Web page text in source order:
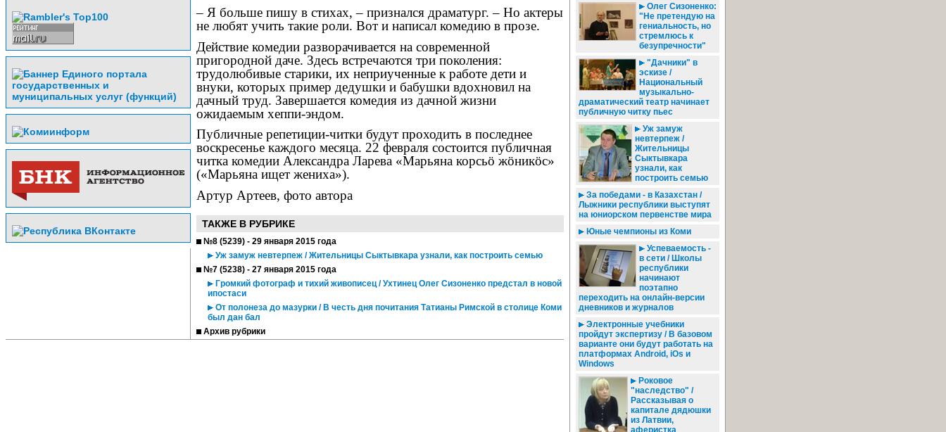
– Я больше пишу в стихах, – признался драматург. – Но актеры
не любят учить такие роли. Вот и написал комедию в прозе.
Действие комедии разворачивается на современной
пригородной даче. Здесь встречаются три поколения:
трудолюбивые старики, их неприученные к работе дети и
внуки, которых пример дедушки и бабушки вдохновил на
дачный труд. Завершается комедия из дачной жизни
ожидаемым хеппи-эндом.
Публичные репетиции-читки будут проходить в последнее
воскресенье каждого месяца. 22 февраля состоится публичная
читка комедии Александра Ларева «Марьяна корсьö жöникöс»
(«Марьяна ищет жениха»).
Артур Артеев, фото автора
ТАКЖЕ В РУБРИКЕ
№8 (5239) - 29 января 2015 года
Уж замуж невтерпеж / Жительницы Сыктывкара узнали, как построить семью
№7 (5238) - 27 января 2015 года
Громкий фотограф и тихий живописец / Ухтинец Олег Сизоненко предстал в новой
ипостаси
От полонеза до мазурки / В честь дня почитания Татианы Римской в столице Коми
был дан бал
Архив рубрики
Олег Сизоненко:
"Не претендую на
гениальность, но
стремлюсь к
безупречности"
"Дачники" в
эскизе /
Национальный
музыкально-
драматический театр начинает
публичную читку пьес
Уж замуж
невтерпеж /
Жительницы
Сыктывкара
узнали, как
построить семью
За победами - в Казахстан /
Лыжники республики выступят
на юниорском первенстве мира
Юные чемпионы из Коми
Успеваемость -
в сети / Школы
республики
начинают
поэтапно
переходить на онлайн-версии
дневников и журналов
Электронные учебники
пройдут экспертизу / В базовом
варианте они будут работать на
платформах Android, iOs и
Windows
Роковое
"наследство" /
Рассказывая о
капитале дядюшки
из Латвии,
аферистка